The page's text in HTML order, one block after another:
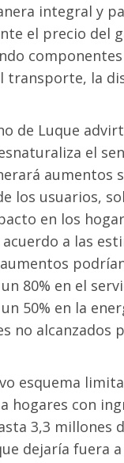
integral y
el precio del
transporte, la
de Luque
el
aumentos
los usuarios,
en los
a las
80% en el
50% en la
no alcanzados
esquema
hogares con
3,3 millones
dejaría fuera